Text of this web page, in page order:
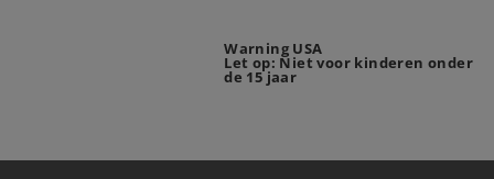
Warning USA
Let op: Niet voor kinderen onder
de 15 jaar